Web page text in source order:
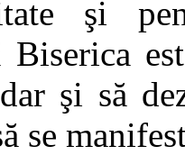
şi
Biserica
şi să
se